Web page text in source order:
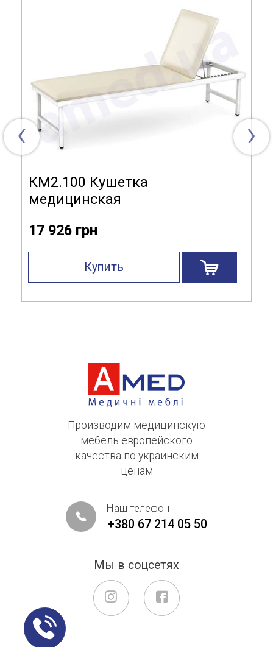
‹
КМ2.100 Кушетка
медицинская
17 926 грн
Купить
›
Производим медицинскую
мебель европейского
качества по украинским
ценам
Наш телефон
+380 67 214 05 50
Мы в соцсетях